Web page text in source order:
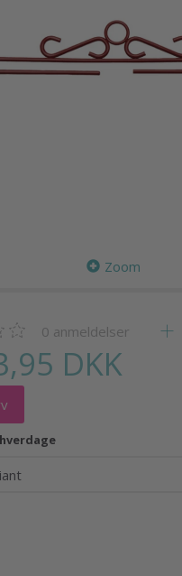
Zoom
0 anmeldelser
DKK